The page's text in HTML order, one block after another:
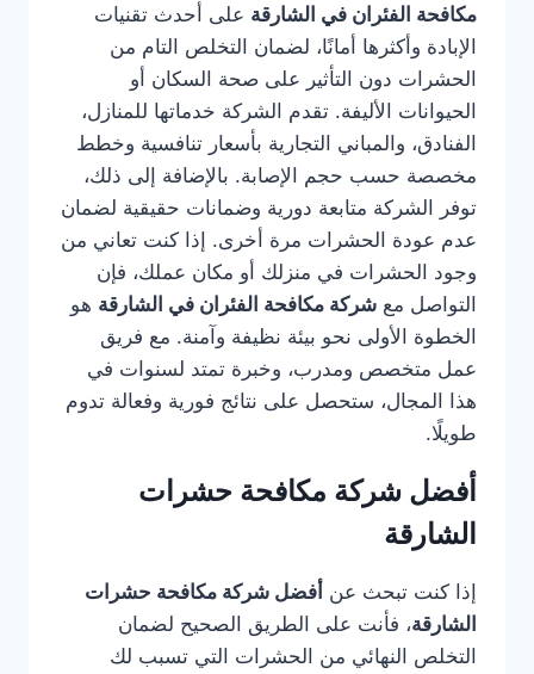
مكافحة الفئران في الشارقة على أحدث تقنيات
الإبادة وأكثرها أمانًا، لضمان التخلص التام من
الحشرات دون التأثير على صحة السكان أو
الحيوانات الأليفة. تقدم الشركة خدماتها للمنازل،
الفنادق، والمباني التجارية بأسعار تنافسية وخطط
مخصصة حسب حجم الإصابة. بالإضافة إلى ذلك،
توفر الشركة متابعة دورية وضمانات حقيقية لضمان
عدم عودة الحشرات مرة أخرى. إذا كنت تعاني من
وجود الحشرات في منزلك أو مكان عملك، فإن
التواصل مع شركة مكافحة الفئران في الشارقة هو
الخطوة الأولى نحو بيئة نظيفة وآمنة. مع فريق
عمل متخصص ومدرب، وخبرة تمتد لسنوات في
هذا المجال، ستحصل على نتائج فورية وفعالة تدوم
طويلًا.
أفضل شركة مكافحة حشرات
الشارقة
إذا كنت تبحث عن أفضل شركة مكافحة حشرات
الشارقة، فأنت على الطريق الصحيح لضمان
التخلص النهائي من الحشرات التي تسبب لك